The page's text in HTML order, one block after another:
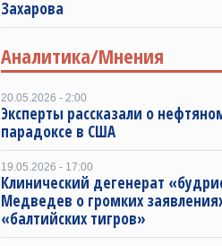
Захарова
Аналитика/Мнения
20.05.2026 - 2:00
Эксперты рассказали о
парадоксе в США
19.05.2026 - 17:00
Клинический дегенерат
Медведев о громких
«балтийских тигров»